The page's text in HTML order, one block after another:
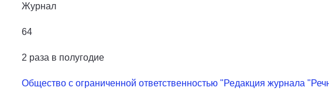
Журнал
64
2 раза в полугодие
Общество с ограниченной ответственностью "Редакция журнала